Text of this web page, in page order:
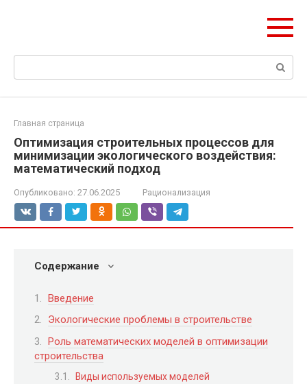
Поиск:
Главная страница
Оптимизация строительных процессов для
минимизации экологического воздействия:
математический подход
Опубликовано: 27.06.2025 Рационализация
Содержание
Введение
Экологические проблемы в строительстве
Роль математических моделей в оптимизации
строительства
Виды используемых моделей